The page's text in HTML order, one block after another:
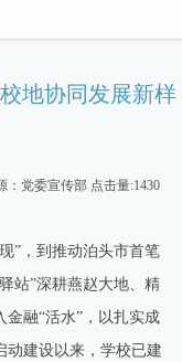
地协同发展新样
：党委宣传部 点击量:1430
”，到推动泊头市首笔
站”深耕燕赵大地、精
融“活水”，以扎实成
动建设以来，学校已建